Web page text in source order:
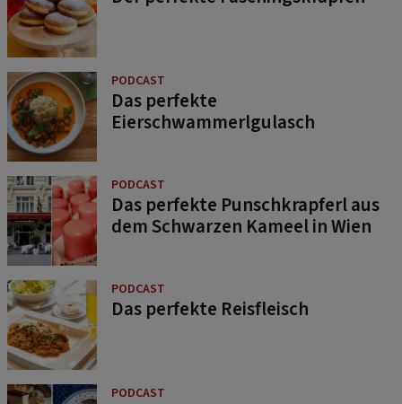
PODCAST
Das perfekte
Eierschwammerlgulasch
PODCAST
Das perfekte Punschkrapferl aus
dem Schwarzen Kameel in Wien
PODCAST
Das perfekte Reisfleisch
PODCAST